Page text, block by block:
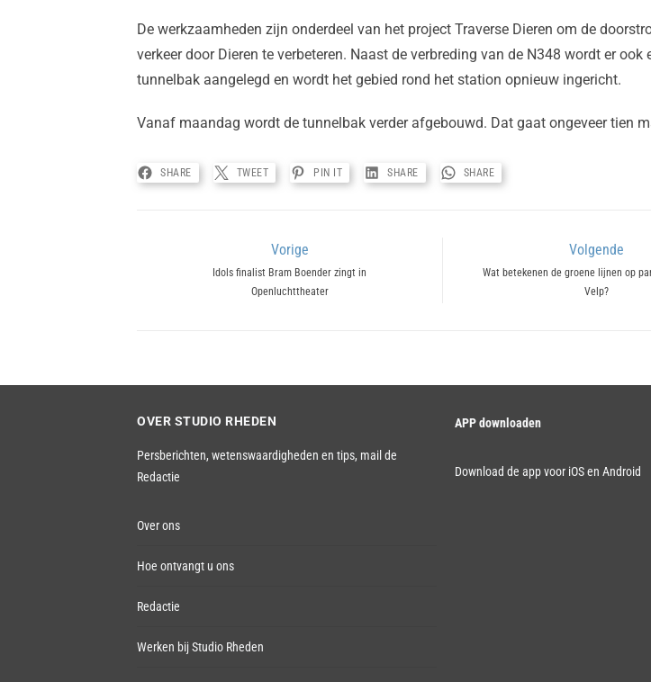
De werkzaamheden zijn onderdeel van het project Traverse Dieren om de
verkeer door Dieren te verbeteren. Naast de verbreding van de N348 wordt er ook
tunnelbak aangelegd en wordt het gebied rond het station opnieuw ingericht.
Vanaf maandag wordt de tunnelbak verder afgebouwd. Dat gaat ongeveer tien
SHARE TWEET PIN IT SHARE SHARE
navigatie
Vorige
PreviousIdols finalist Bram Boender zingt in
Openluchttheater
Volgende
Next
Wat betekenen de groene lijnen op
Velp?
OVER STUDIO RHEDEN
Persberichten, wetenswaardigheden en tips, mail de
Redactie
Over ons
Hoe ontvangt u ons
Redactie
Werken bij Studio Rheden
APP downloaden
Download de app voor iOS en Android